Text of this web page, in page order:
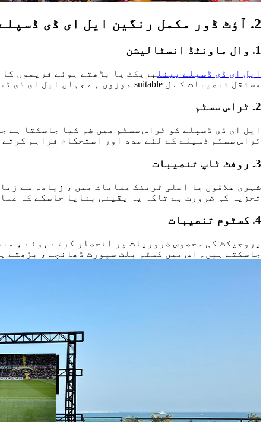
2. آؤٹ ڈور مکمل رنگین ایل ای ڈی ڈسپلے کو انسٹال کرنے کے میتھوڈس
1. وال ماونٹڈ انسٹالیشن
ایل ای ڈی ڈسپلے پینل بریکٹ یا بڑھتے ہوئے فریموں
مستقل تنصیبات کے ل suitable موزوں ہے جہاں ایل ای ڈی ڈسپلے توسیعی مدت تک برقرار رہے گا۔
2. ٹراس سسٹم
ایل ای ڈی ڈسپلے کو ٹراس سسٹم میں ضم کیا جاسکتا ہے
ٹراس سسٹم ڈسپلے کے لئے مدد اور استحکام فراہم
3. روفٹ ٹاپ تنصیبات
تجزیہ کی ضرورت ہے تاکہ یہ یقینی بنایا جاسکے کہ
4. کسٹوم تنصیبات
پروجیکٹ کی مخصوص ضروریات پر انحصار کرتے ہوئے ،
جاسکتے ہیں۔ اس میں کسٹم بلٹ سپورٹ ڈھانچے ، بڑھتے